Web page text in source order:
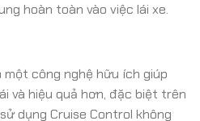
hoàn toàn vào việc lái xe.
một công nghệ hữu ích giúp
và hiệu quả hơn, đặc biệt trên
dụng Cruise Control không